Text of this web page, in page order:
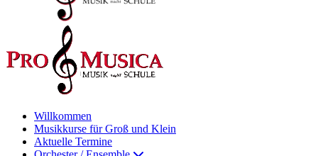
Willkommen
Musikkurse für Groß und Klein
Aktuelle Termine